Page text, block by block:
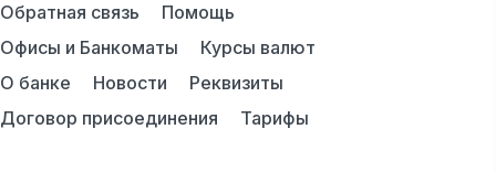
Обратная связь
Помощь
Офисы и Банкоматы
Курсы валют
О банке
Новости
Реквизиты
Договор присоединения
Тарифы